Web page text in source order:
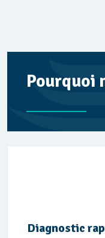
Pourquoi
Diagnostic